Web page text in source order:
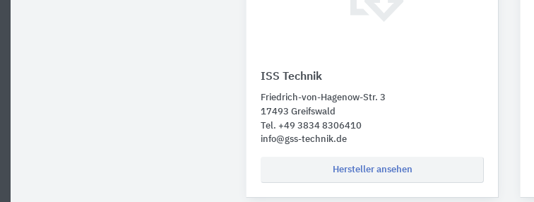
ISS Technik
Friedrich-von-Hagenow-Str. 3
17493 Greifswald
Tel. +49 3834 8306410
info@gss-technik.de
Hersteller ansehen